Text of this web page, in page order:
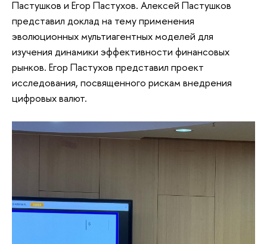
Пастушков и Егор Пастухов. Алексей Пастушков
представил доклад на тему применения
эволюционных мультиагентных моделей для
изучения динамики эффективности финансовых
рынков. Егор Пастухов представил проект
исследования, посвященного рискам внедрения
цифровых валют.